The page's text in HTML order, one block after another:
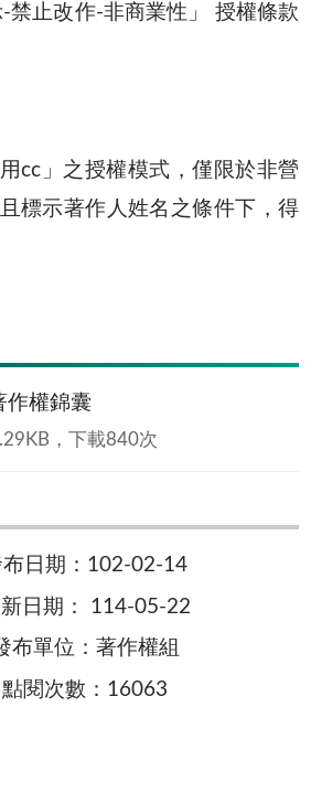
止改作-非商業性」 授權條款
cc」之授權模式，僅限於非營
標示著作人姓名之條件下，得
作權錦囊
，下載840次
布日期：102-02-14
新日期： 114-05-22
布單位：著作權組
點閱次數：16063